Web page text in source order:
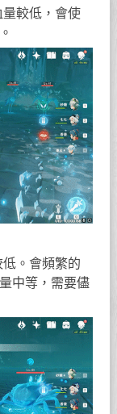
較低，會使
。會頻繁的
中等，需要儘